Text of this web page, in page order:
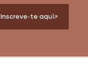
Inscreve-te aqui